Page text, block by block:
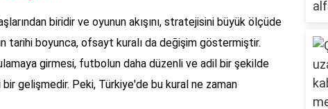
biridir ve oyunun akışını, stratejisini büyük ölçüde
tarihi boyunca, ofsayt kuralı da değişim göstermiştir.
girmesi, futbolun daha düzenli ve adil bir şekilde
bir gelişmedir. Peki, Türkiye'de bu kural ne zaman